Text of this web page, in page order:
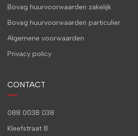
Bovag huurvoorwaarden zakelijk
Bovag huurvoorwaarden particulier
Algemene voorwaarden
Privacy policy
CONTACT
088 0038 038
Kleefstraat 8